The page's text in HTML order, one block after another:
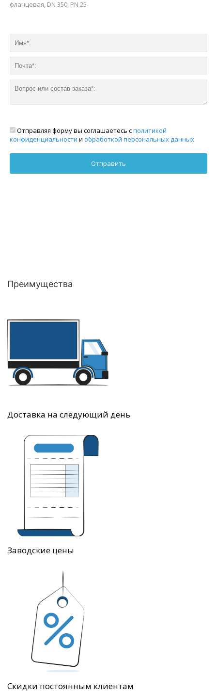
фланцевая, DN 350, PN 25
Отправляя форму вы соглашаетесь сполитикой
конфиденциальности и обработкой персональных данных
Преимущества
Доставка на следующий день
Заводские цены
Скидки постоянным клиентам